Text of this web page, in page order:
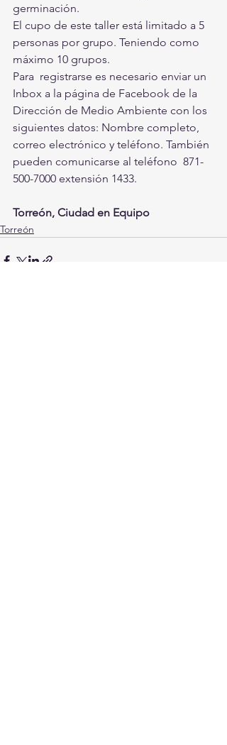
germinación.
El cupo de este taller está limitado a 5
personas por grupo. Teniendo como
máximo 10 grupos.
Para  registrarse es necesario enviar un
Inbox a la página de Facebook de la
Dirección de Medio Ambiente con los
siguientes datos: Nombre completo,
correo electrónico y teléfono. También
pueden comunicarse al teléfono  871-
500-7000 extensión 1433.
Torreón, Ciudad en Equipo
Torreón